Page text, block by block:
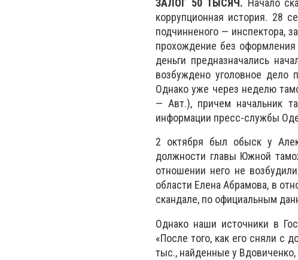
ЗАЛОГ 50 ТЫСЯЧ. Начало
коррупционная история. 28
подчинненого — инспектора,
прохождение без
деньги предназначались
возбуждено уголовное
Однако уже через неделю
— Авт.), причем начальник
информации пресс-службы
2 октября был обыск у
должности главы Южной
отношении него не
области Елена Абрамова, в
скандале, по официальным
Однако наши источники в
«После того, как его сняли с
тыс., найденные у